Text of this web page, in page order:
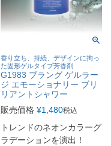
香り立ち、持続、デザインに拘っ
た固形ゲルタイプ芳香剤
G1983 ブラング ゲルラー
ジ エモーショナリー ブリ
リアントシャワー
販売価格 ¥1,480税込
トレンドのネオンカラーグ
ラデーションを演出！